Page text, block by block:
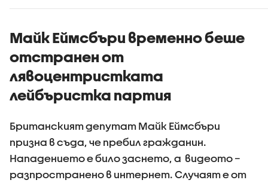
жестокост и
непълнолетни,
случаят е
безпрецедентен
Майк Еймсбъри временно беше
отстранен от
лявоцентристката
лейбъристка партия
Британският депутат Майк Еймсбъри
призна в съда, че пребил гражданин.
Нападението е било заснето, а видеото –
разпространено в интернет. Случаят е от